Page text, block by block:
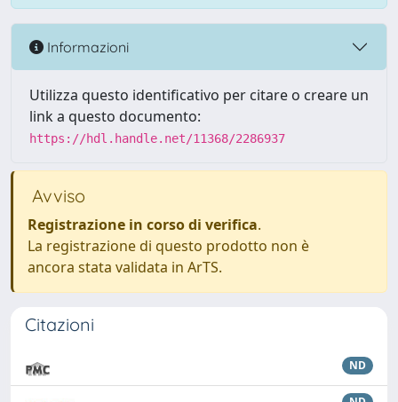
Informazioni
Utilizza questo identificativo per citare o creare un
link a questo documento:
https://hdl.handle.net/11368/2286937
Avviso
Registrazione in corso di verifica.
La registrazione di questo prodotto non è
ancora stata validata in ArTS.
Citazioni
ND